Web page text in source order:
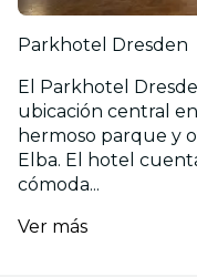
Parkhotel Dresden
El Parkhotel
ubicación central
hermoso parque y
Elba. El hotel
cómoda...
Ver más